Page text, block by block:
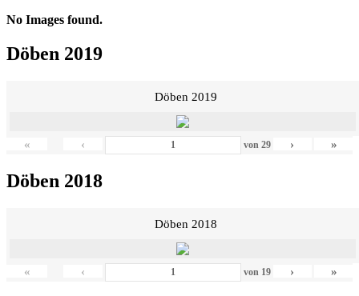
No Images found.
Döben 2019
Döben 2019
« ‹ von 29 › »
Döben 2018
Döben 2018
« ‹ von 19 › »